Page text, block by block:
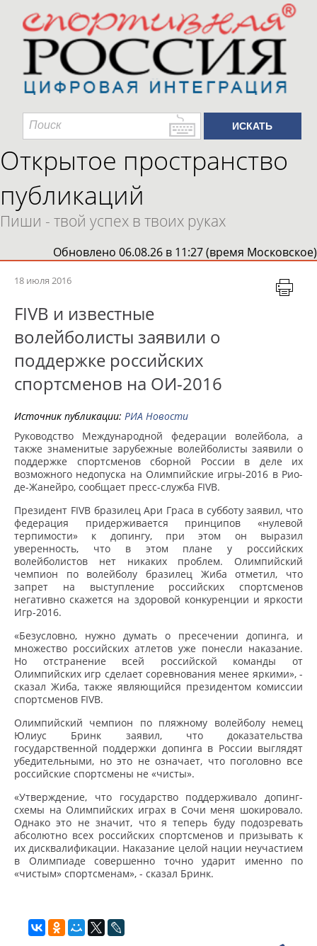
Открытое пространство
публикаций
Пиши - твой успех в твоих руках
Обновлено 06.08.26 в 11:27 (время Московское)
18 июля 2016
FIVB и известные
волейболисты заявили о
поддержке российских
спортсменов на ОИ-2016
Источник публикации: РИА Новости
Руководство Международной федерации волейбола, а
также знаменитые зарубежные волейболисты заявили о
поддержке спортсменов сборной России в деле их
возможного недопуска на Олимпийские игры-2016 в Рио-
де-Жанейро, сообщает пресс-служба FIVB.
Президент FIVB бразилец Ари Граса в субботу заявил, что
федерация придерживается принципов «нулевой
терпимости» к допингу, при этом он выразил
уверенность, что в этом плане у российских
волейболистов нет никаких проблем. Олимпийский
чемпион по волейболу бразилец Жиба отметил, что
запрет на выступление российских спортсменов
негативно скажется на здоровой конкуренции и яркости
Игр-2016.
«Безусловно, нужно думать о пресечении допинга, и
множество российских атлетов уже понесли наказание.
Но отстранение всей российской команды от
Олимпийских игр сделает соревнования менее яркими», -
сказал Жиба, также являющийся президентом комиссии
спортсменов FIVB.
Олимпийский чемпион по пляжному волейболу немец
Юлиус Бринк заявил, что доказательства
государственной поддержки допинга в России выглядят
убедительными, но это не означает, что поголовно все
российские спортсмены не «чисты».
«Утверждение, что государство поддерживало допинг-
схемы на Олимпийских играх в Сочи меня шокировало.
Однако это не значит, что я теперь буду подозревать
абсолютно всех российских спортсменов и призывать к
их дисквалификации. Наказание целой нации неучастием
в Олимпиаде совершенно точно ударит именно по
«чистым» спортсменам», - сказал Бринк.